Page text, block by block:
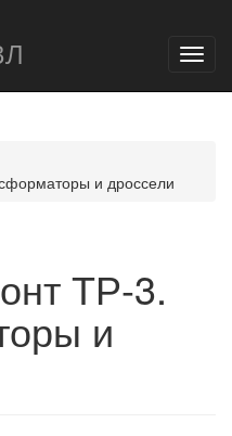
и дроссели
ТР-3.
и